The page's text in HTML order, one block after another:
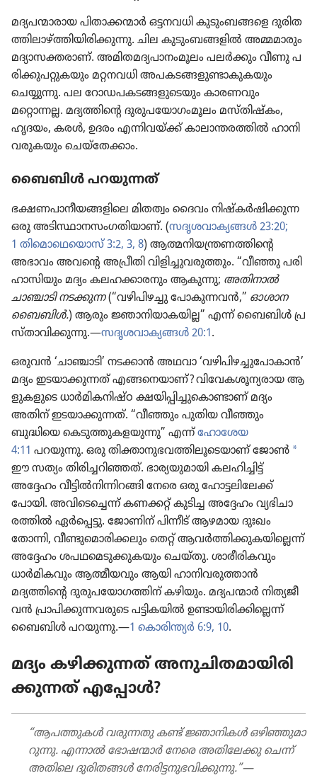
മ​ദ്യ​പ​ന്മാ​രായ പി​താ​ക്ക​ന്മാർ ഒട്ടനവധി കു​ടും​ബങ്ങളെ ദു​രി​ത​
ത്തി​ലാ​ഴ്‌ത്തി​യി​രി​ക്കുന്നു. ചില കു​ടും​ബ​ങ്ങളിൽ അ​മ്മ​മാ​രും
മ​ദ്യാ​സ​ക്ത​രാണ്‌. അ​മി​ത​മ​ദ്യ​പാ​നം​മൂലം പലർക്കും വീണു പ​
രി​ക്കു​പ​റ്റു​ക​യും മറ്റനവധി അ​പ​ക​ട​ങ്ങ​ളു​ണ്ടാ​കു​കയും
ചെയ്യുന്നു. പല റോ​ഡ​പ​ക​ട​ങ്ങ​ളു​ടെയും കാ​ര​ണ​വും
മറ്റൊന്നല്ല. മദ്യത്തിന്റെ ദു​രു​പ​യോ​ഗം​മൂലം മ​സ്‌തിഷ്‌കം,
ഹൃദയം, കരൾ, ഉദരം എ​ന്നി​വ​യ്‌ക്ക്‌ കാ​ലാ​ന്ത​രത്തിൽ ഹാ​നി​
വ​രു​ക​യും ചെ​യ്‌തേക്കാം.
ബൈബിൾ പ​റ​യു​ന്നത്‌
ഭ​ക്ഷ​ണ​പാ​നീ​യ​ങ്ങ​ളിലെ മിതത്വം ദൈവം നി​ഷ്‌കർഷി​ക്കുന്ന
ഒരു അ​ടി​സ്ഥാ​ന​സം​ഗ​തി​യാണ്‌. (സദൃശവാക്യങ്ങൾ 23:20;
1 തി​മൊ​ഥെ​യൊസ്‌ 3:2, 3, 8) ആത്മനിയന്ത്രണത്തിന്റെ
അഭാവം അവന്റെ അപ്രീതി വി​ളി​ച്ചു​വ​രു​ത്തും. “വീഞ്ഞു പ​രി​
ഹാ​സി​യും മദ്യം ക​ല​ഹ​ക്കാ​രനും ആകുന്നു; അതിനാൽ
ചാഞ്ചാടി നടക്കുന്ന(“വ​ഴി​പി​ഴച്ചു പോ​കു​ന്നവൻ,” ഓശാന
ബൈബിൾ.) ആരും ജ്ഞാ​നി​യാ​കയില്ല” എന്ന്‌ ബൈബിൾ പ്ര​
സ്‌താ​വി​ക്കു​ന്നു.—സദൃശവാക്യങ്ങൾ 20:1.
ഒരുവൻ ‘ചാഞ്ചാടി’ നടക്കാൻ അഥവാ ‘വ​ഴി​പി​ഴ​ച്ചു​പോ​കാൻ’
മദ്യം ഇ​ട​യാ​ക്കു​ന്നത്‌ എ​ങ്ങ​നെ​യാണ്‌? വി​വേ​ക​ശൂ​ന്യ​രായ ആ​
ളു​ക​ളു​ടെ ധാർമി​ക​നിഷ്‌ഠ ക്ഷ​യി​പ്പി​ച്ചു​കൊ​ണ്ടാണ്‌ മദ്യം
അതിന്‌ ഇ​ട​യാ​ക്കു​ന്നത്‌. “വീഞ്ഞും പുതിയ വീഞ്ഞും
ബുദ്ധിയെ കെ​ടു​ത്തു​ക​ള​യു​ന്നു” എന്ന്‌ഹോശേയ
4:11 പറയുന്നു. ഒരു തി​ക്താ​നു​ഭ​വ​ത്തി​ലൂ​ടെ​യാണ്‌ ജോൺ *
ഈ സത്യം തി​രി​ച്ച​റി​ഞ്ഞത്‌. ഭാ​ര്യ​യു​മായി ക​ല​ഹി​ച്ചിട്ട്‌
അദ്ദേഹം വീ​ട്ടിൽനി​ന്നി​റങ്ങി നേരെ ഒരു ഹോ​ട്ട​ലി​ലേക്ക്‌
പോയി. അ​വി​ടെ​ച്ചെന്ന്‌ കണക്കറ്റ്‌ കുടിച്ച അദ്ദേഹം വ്യ​ഭി​ചാ​
രത്തിൽ ഏർപ്പെട്ടു. ജോ​ണിന്‌ പിന്നീട്‌ ആഴമായ ദുഃ​ഖം​
തോന്നി, വീ​ണ്ടു​മൊ​രി​ക്കലും തെറ്റ്‌ ആ​വർത്തി​ക്കു​ക​യി​ല്ലെന്ന്‌
അദ്ദേഹം ശ​പ​ഥ​മെ​ടു​ക്കു​കയും ചെയ്‌തു. ശാ​രീ​രി​കവും
ധാർമി​കവും ആ​ത്മീ​യ​വും ആയി ഹാ​നി​വ​രു​ത്താൻ
മദ്യത്തിന്റെ ദു​രു​പ​യോ​ഗ​ത്തിന്‌ കഴിയും. മ​ദ്യ​പ​ന്മാർ നി​ത്യ​ജീ​
വൻ പ്രാ​പി​ക്കു​ന്ന​വ​രുടെ പ​ട്ടി​ക​യിൽ ഉ​ണ്ടാ​യി​രി​ക്കി​ല്ലെന്ന്‌
ബൈബിൾ പറയുന്നു.—1 ​കൊ​രി​ന്ത്യർ 6:9, 10.
മദ്യം ക​ഴി​ക്കു​ന്നത്‌ അ​നു​ചി​ത​മാ​യി​രി​
ക്കു​ന്നത്‌ എപ്പോൾ?
“ആപത്തുകൾ വരുന്നതു കണ്ട്‌ ജ്ഞാനികൾ ഒ​ഴി​ഞ്ഞു​മാ​
റു​ന്നു. എന്നാൽ ഭോ​ഷ​ന്മാർ നേരെ അ​തി​ലേക്കു ചെന്ന്‌
അതിലെ ദു​രി​തങ്ങൾ നേ​രി​ട്ട​നു​ഭ​വി​ക്കുന്നു.”—